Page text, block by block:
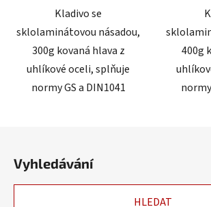
Kladivo se
sklolaminátovou násadou,
300g kovaná hlava z
uhlíkové oceli, splňuje
normy GS a DIN1041
400g
Vyhledávání
HLEDAT